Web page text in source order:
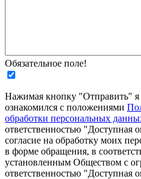
Обязательное поле!
Нажимая кнопку "Отправить" я
ознакомился с положениями
обработки персональных
ответственностью "Доступная
согласие на обработку моих
в форме обращения, в
установленным Обществом с
ответственностью "Доступная